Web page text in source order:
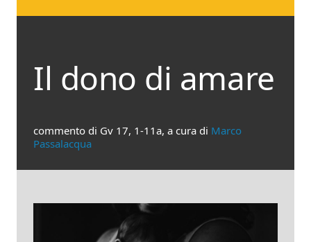
Il dono di amare
commento di Gv 17, 1-11a, a cura di Marco
Passalacqua